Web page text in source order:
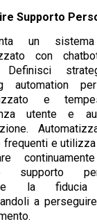
Supporto
un
con
Definisci
automation
e
utente e
frequenti e
supporto
la
a